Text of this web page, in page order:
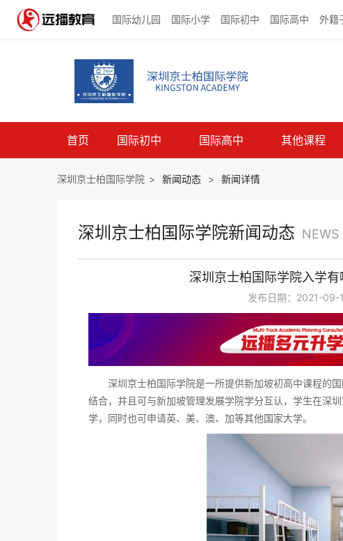
国际幼儿园 国际小学 国际初中 国际高中 外籍
首页 国际初中 国际高中 其他课程
深圳京士柏国际学院 > 新闻动态 > 新闻详情
深圳京士柏国际学院新闻动态 NEWS
深圳京士柏国际学院入学有
发布日期：2021-09-
深圳京士柏国际学院是一所提供新加坡初高中课程的国
结合，并且可与新加坡管理发展学院学分互认，学生在深
学，同时也可申请英、美、澳、加等其他国家大学。